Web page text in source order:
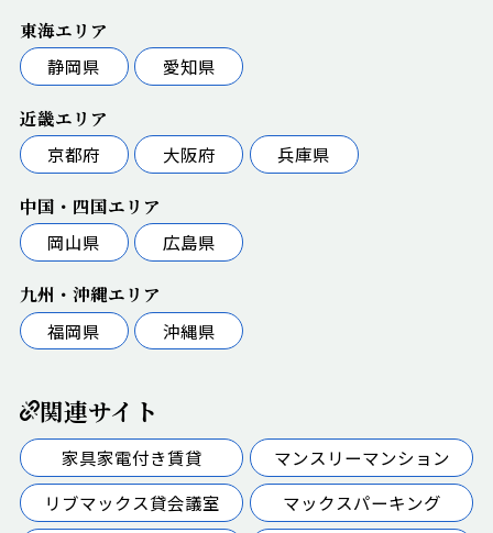
東海エリア
静岡県
愛知県
近畿エリア
京都府
大阪府 兵庫県
中国・四国エリア
岡山県
広島県
九州・沖縄エリア
福岡県
沖縄県
関連サイト
家具家電付き賃貸
マンスリーマンション
リブマックス貸会議室
マックスパーキング